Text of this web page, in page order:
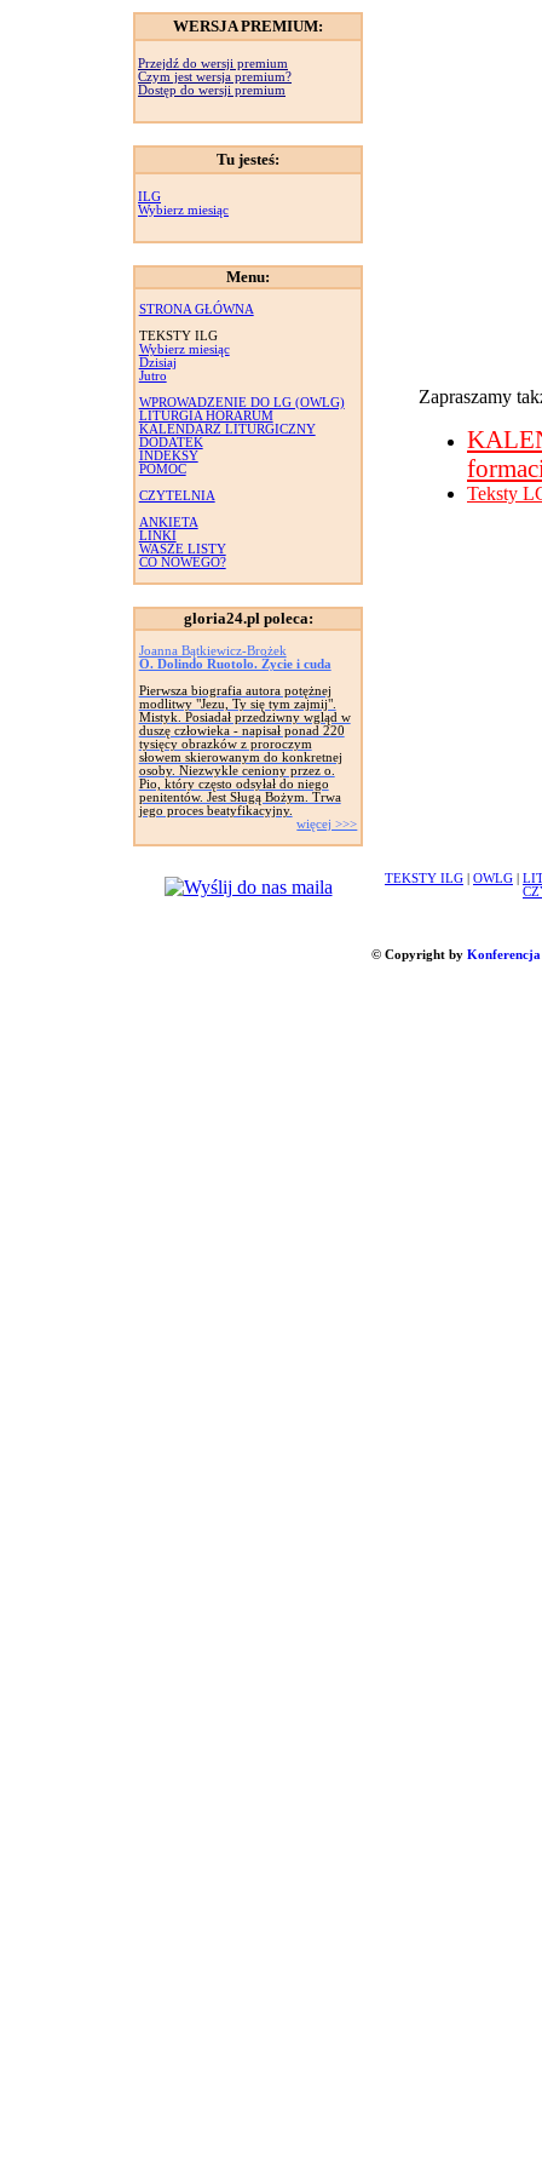
WERSJA PREMIUM:
Przejdź do wersji premium
Czym jest wersja premium?
Dostęp do wersji premium
Tu jesteś:
ILG
Wybierz miesiąc
Menu:
STRONA GŁÓWNA
TEKSTY ILG
Wybierz miesiąc
Dzisiaj
Jutro
WPROWADZENIE DO LG (OWLG)
LITURGIA HORARUM
KALENDARZ LITURGICZNY
DODATEK
INDEKSY
POMOC
CZYTELNIA
ANKIETA
LINKI
WASZE LISTY
CO NOWEGO?
gloria24.pl poleca:
Joanna Bątkiewicz-Brożek
O. Dolindo Ruotolo. Życie i cuda
Pierwsza biografia autora potężnej
modlitwy "Jezu, Ty się tym zajmij".
Mistyk. Posiadał przedziwny wgląd w
duszę człowieka - napisał ponad 220
tysięcy obrazków z proroczym
słowem skierowanym do konkretnej
osoby. Niezwykle ceniony przez o.
Pio, który często odsyłał do niego
penitentów. Jest Sługą Bożym. Trwa
jego proces beatyfikacyjny.
więcej >>>
Zapraszamy
Teksty
TEKSTY ILG OWLG
© Copyright by Konferencja